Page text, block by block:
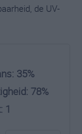
de UV-
35%
78%
1